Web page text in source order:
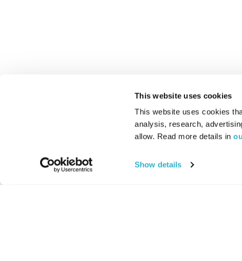
This website uses cookies
This website uses cookies
analysis, research,
allow. Read more details in
Show details